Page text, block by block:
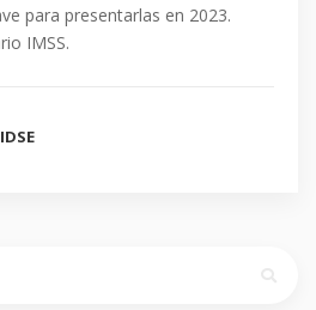
para presentarlas en 2023.
IMSS.
IDSE